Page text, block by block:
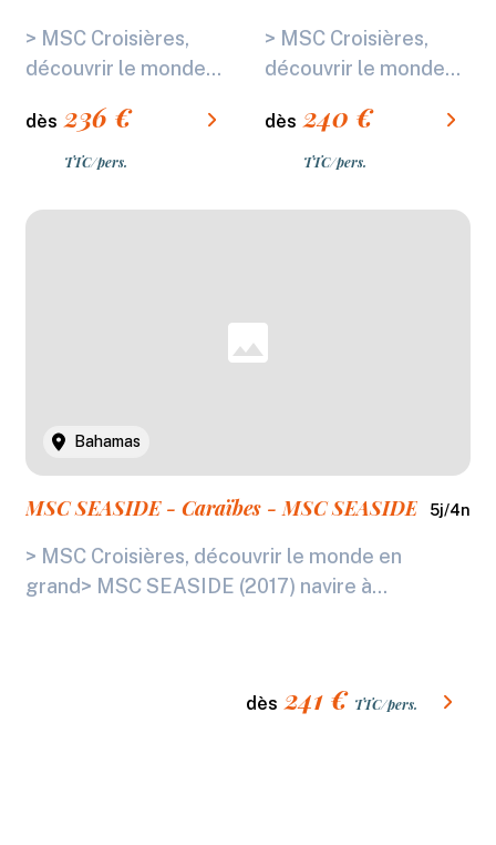
> MSC Croisières,
découvrir le monde...
dès 236 €
TTC/pers.
SEASHORE
> MSC Croisières,
découvrir le monde...
dès 240 €
TTC/pers.
Bahamas
MSC SEASIDE - Caraïbes - MSC SEASIDE 5j/4n
> MSC Croisières, découvrir le monde en
grand> MSC SEASIDE (2017) navire à...
dès 241 € TTC/pers.